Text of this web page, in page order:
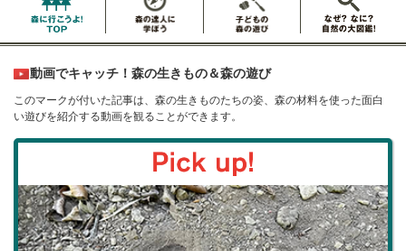
動画でキャッチ！森の生きもの＆森の遊び
このマークが付いた記事は、森の生きものたちの姿、森の材料を使った面白
い遊びを紹介する動画を観ることができます。